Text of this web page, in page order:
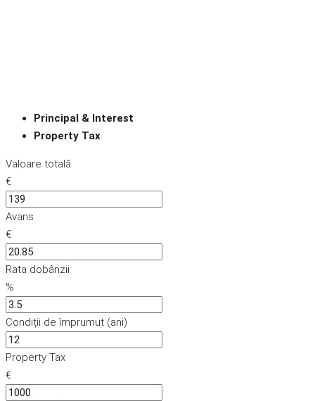
Principal & Interest
Property Tax
Valoare totală
€
Avans
€
Rata dobânzii
%
Condiții de împrumut (ani)
Property Tax
€